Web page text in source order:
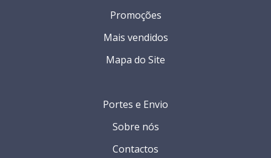
Portes e Envio
Sobre nós
Contactos
Promoções
Mais vendidos
Mapa do Site